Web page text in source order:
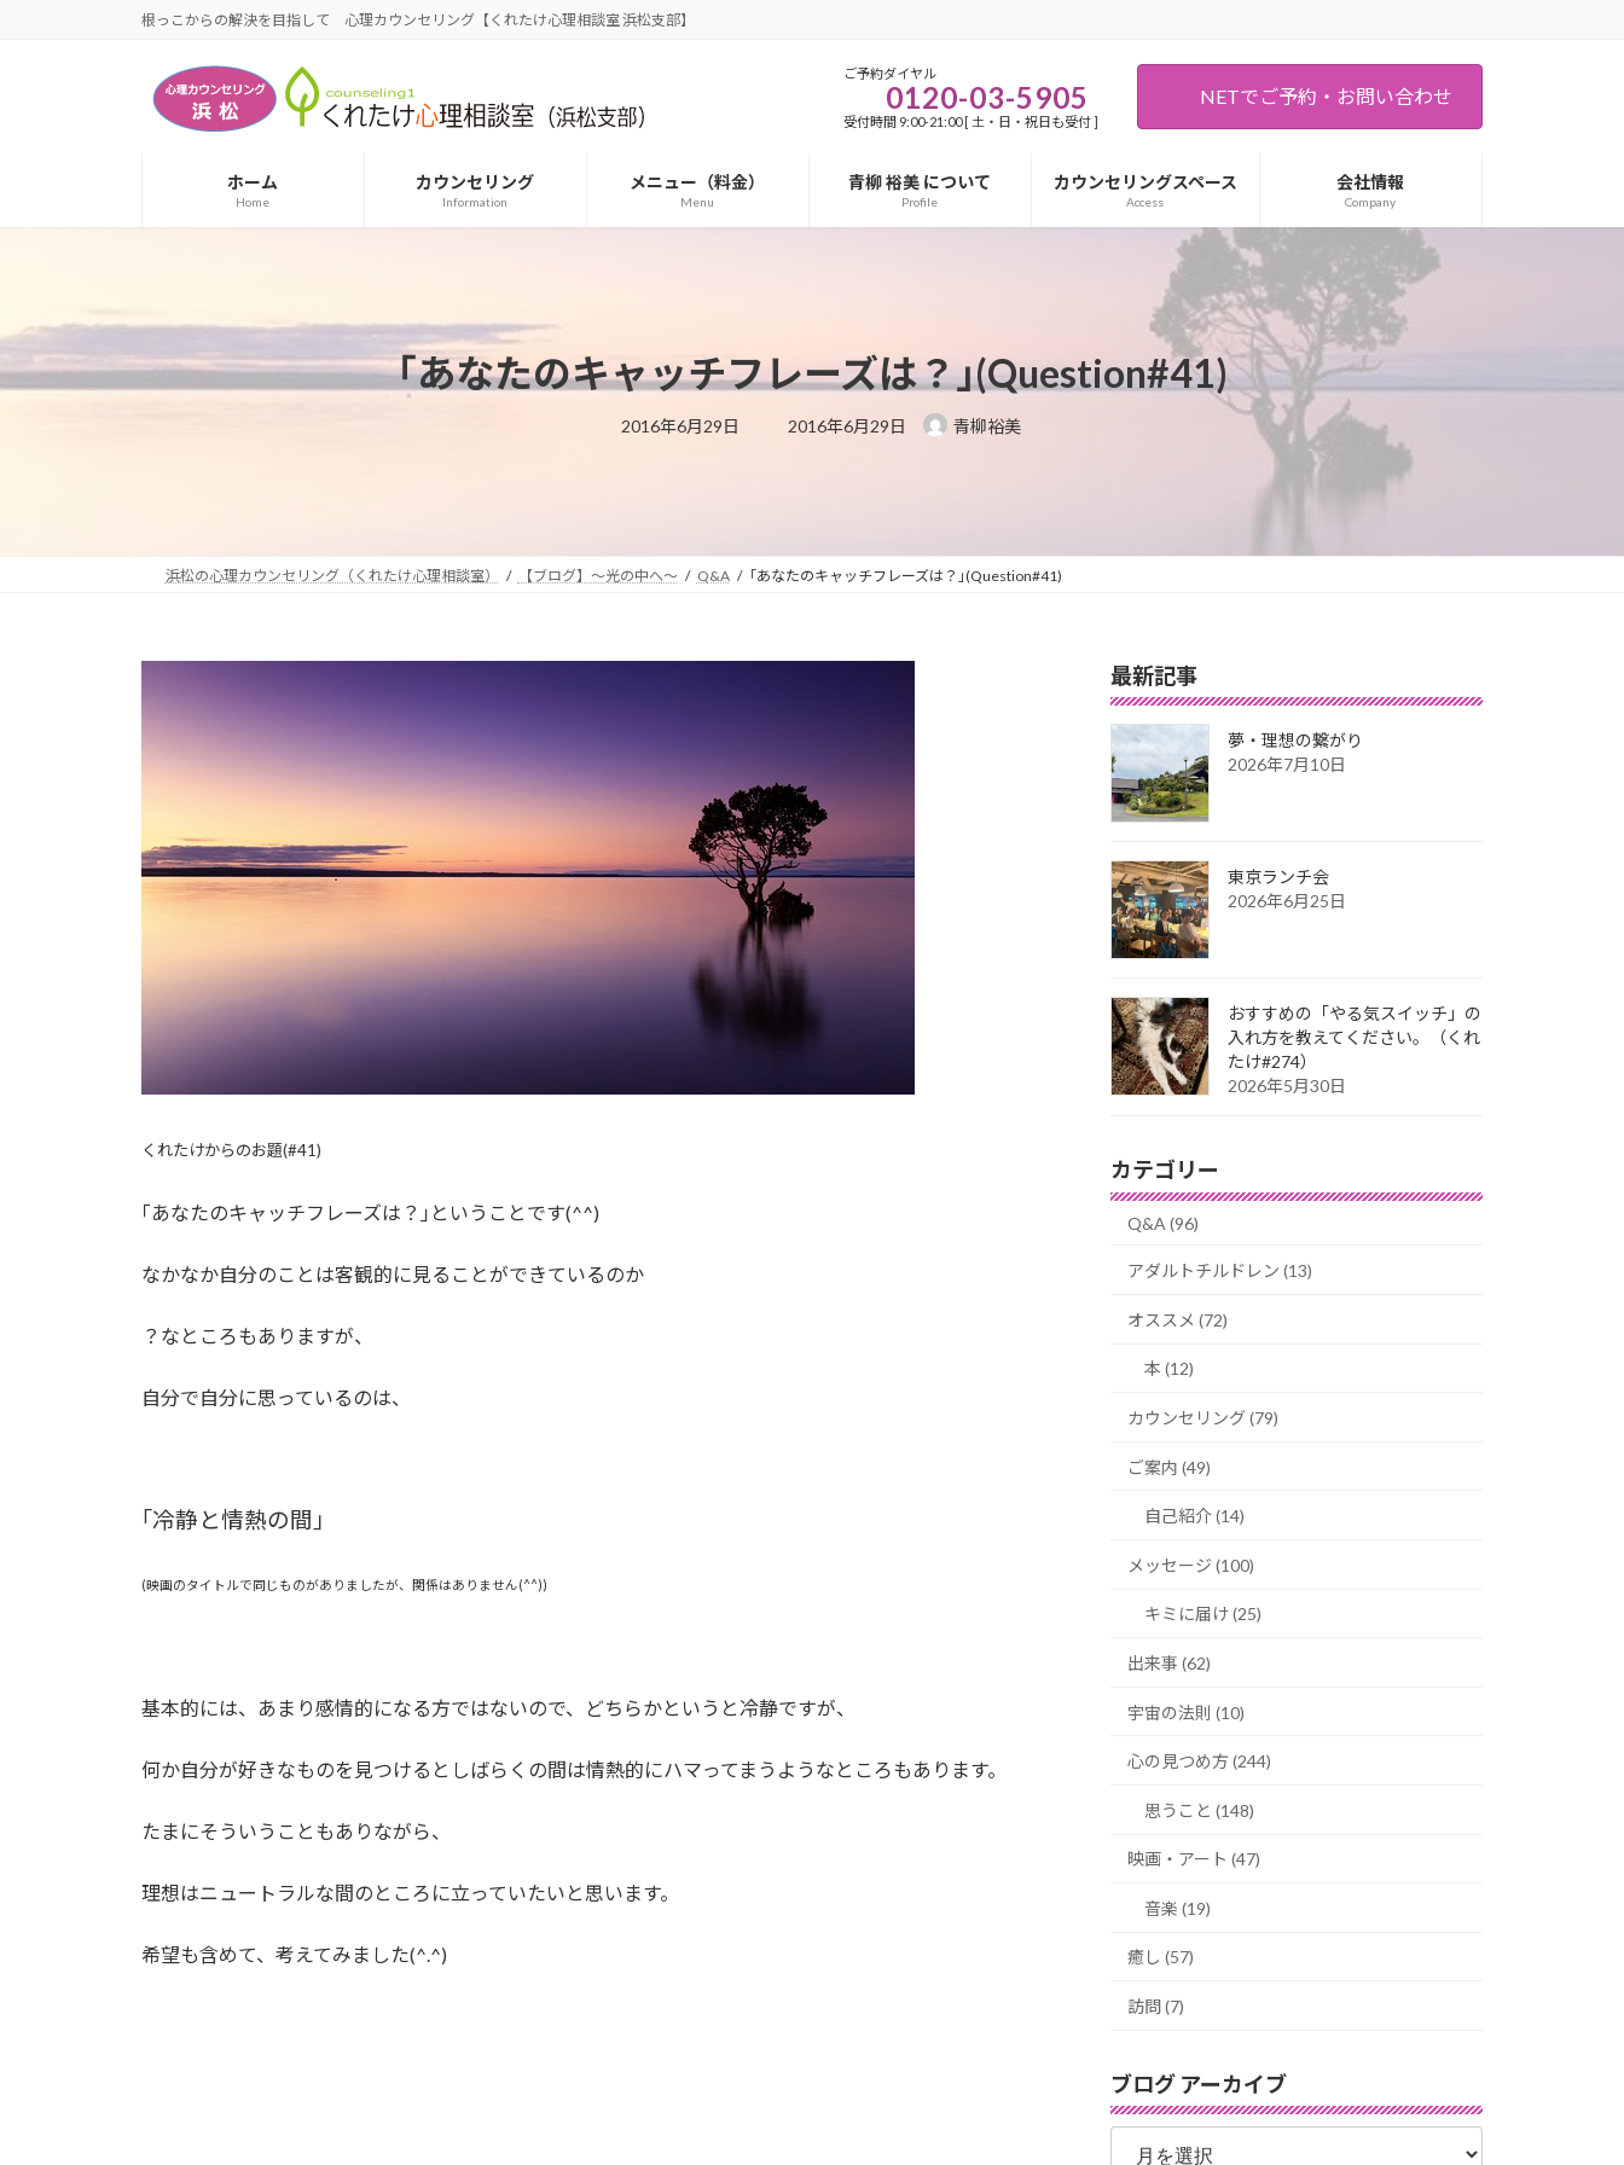
根っこからの解決を目指して 心理カウンセリング【くれたけ心理相談室 浜松支部】
ご予約ダイヤル
0120-03-5905
受付時間 9:00-21:00 [ 土・日・祝日も受付 ]
NETでご予約・お問い合わせ
ホーム
Home
カウンセリング
Information
メニュー（料金）
Menu
青柳 裕美 について
Profile
カウンセリングスペース
Access
会社情報
Company
｢あなたのキャッチフレーズは？｣(Question#41)
2016年6月29日
最
終
2016年6月29日 青柳裕美
浜松の心理カウンセリング（くれたけ心理相談室） 【ブログ】～光の中へ～ Q&A ｢あなたのキャッチフレーズは？｣(Question#41)
くれたけからのお題(#41)
｢あなたのキャッチフレーズは？｣ということです(^^)
なかなか自分のことは客観的に見ることができているのか
？なところもありますが、
自分で自分に思っているのは、
｢冷静と情熱の間｣
(映画のタイトルで同じものがありましたが、関係はありません(^^))
基本的には、あまり感情的になる方ではないので、どちらかというと冷静ですが、
何か自分が好きなものを見つけるとしばらくの間は情熱的にハマってまうようなところもあります。
たまにそういうこともありながら、
理想はニュートラルな間のところに立っていたいと思います。
希望も含めて、考えてみました(^.^)
最新記事
夢・理想の繋がり
2026年7月10日
東京ランチ会
2026年6月25日
おすすめの「やる気スイッチ」の
入れ方を教えてください。（くれ
たけ#274）
2026年5月30日
カテゴリー
Q&A (96)
アダルトチルドレン (13)
オススメ (72)
本 (12)
カウンセリング (79)
ご案内 (49)
自己紹介 (14)
メッセージ (100)
キミに届け (25)
出来事 (62)
宇宙の法則 (10)
心の見つめ方 (244)
思うこと (148)
映画・アート (47)
音楽 (19)
癒し (57)
訪問 (7)
ブログ アーカイブ
ブ